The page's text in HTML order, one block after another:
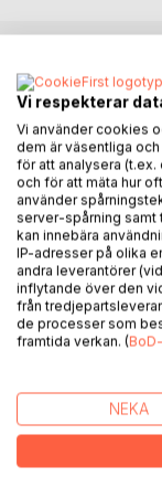
BESKRIVNING
ÅTTA DAGAR I
pilgrimsresa i
Andreas och
Georgien en
Genom besök i
ortodoxa syskon,
Långa tider har
makter. Tack vare
lyckats med det
nation och möta
Här är Georgiens
sammanhållande
Vi respekterar
Vi använder cookies
dem är väsentliga
för att analysera
och för att mäta hur
använder
server-spårning
kan innebära
IP-adresser på olika
andra leverantörer
inflytande över den
från
de processer som
framtida verkan. (
NEKA